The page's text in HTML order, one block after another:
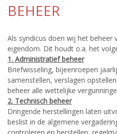
BEHEER
Als syndicus doen wij het beheer
eigendom. Dit houdt o.a. het
1. Administratief beheer
Briefwisseling, bijeenroepen
samenstellen, verslagen
beheer alle wettelijke
2. Technisch beheer
Dringende herstellingen laten
beslist in de algemene
controleren en herstellen,